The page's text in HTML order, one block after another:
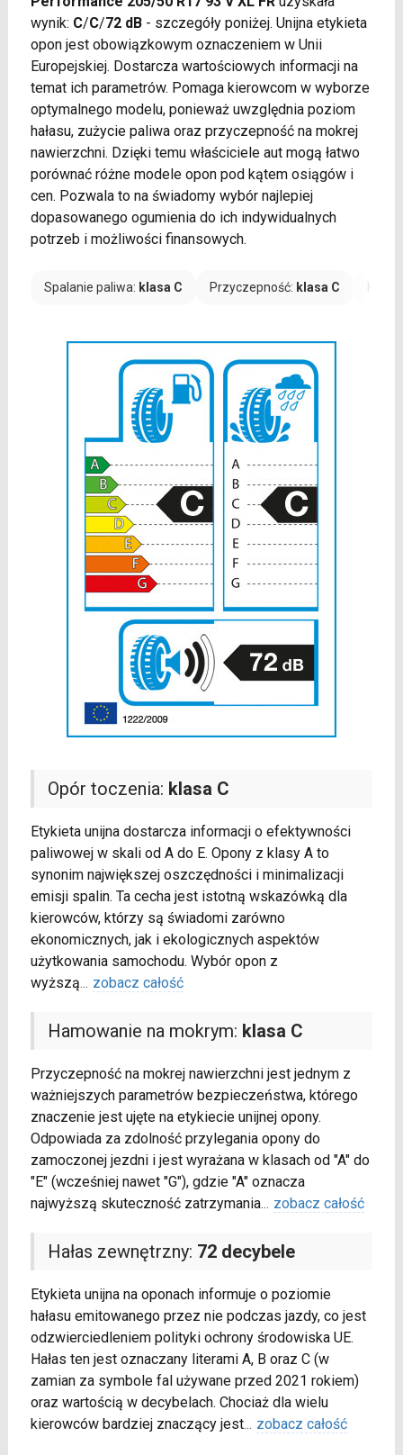
wynik: C/C/72 dB- szczegóły poniżej. Unijna etykieta
opon jest obowiązkowym oznaczeniem w Unii
Europejskiej. Dostarcza wartościowych informacji na
temat ich parametrów. Pomaga kierowcom w wyborze
optymalnego modelu, ponieważ uwzględnia poziom
hałasu, zużycie paliwa oraz przyczepność na mokrej
nawierzchni. Dzięki temu właściciele aut mogą łatwo
porównać różne modele opon pod kątem osiągów i
cen. Pozwala to na świadomy wybór najlepiej
dopasowanego ogumienia do ich indywidualnych
potrzeb i możliwości finansowych.
Spalanie paliwa: klasa C Przyczepność: klasa C
Opór toczenia: klasa C
Etykieta unijna dostarcza informacji o efektywności
paliwowej w skali od A do E. Opony z klasy A to
synonim największej oszczędności i minimalizacji
emisji spalin. Ta cecha jest istotną wskazówką dla
kierowców, którzy są świadomi zarówno
ekonomicznych, jak i ekologicznych aspektów
użytkowania samochodu. Wybór opon z
wyższą... zobacz całość
Hamowanie na mokrym: klasa C
Przyczepność na mokrej nawierzchni jest jednym z
ważniejszych parametrów bezpieczeństwa, którego
znaczenie jest ujęte na etykiecie unijnej opony.
Odpowiada za zdolność przylegania opony do
zamoczonej jezdni i jest wyrażana w klasach od "A" do
"E" (wcześniej nawet "G"), gdzie "A" oznacza
najwyższą skuteczność zatrzymania... zobacz całość
Hałas zewnętrzny: 72 decybele
Etykieta unijna na oponach informuje o poziomie
hałasu emitowanego przez nie podczas jazdy, co jest
odzwierciedleniem polityki ochrony środowiska UE.
Hałas ten jest oznaczany literami A, B oraz C (w
zamian za symbole fal używane przed 2021 rokiem)
oraz wartością w decybelach. Chociaż dla wielu
kierowców bardziej znaczący jest... zobacz całość